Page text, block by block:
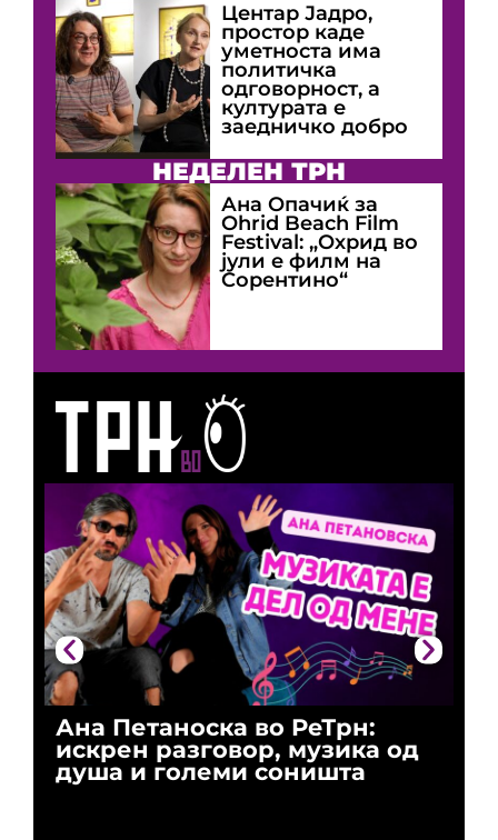
Ана Петаноска во РеТрн:
искрен разговор, музика од
душа и големи соништа
Центар Јадро,
простор каде
уметноста има
политичка
одговорност, а
културата е
заедничко добро
НЕДЕЛЕН ТРН
Ана Опачиќ за
Оhrid Beach Film
Festival: „Охрид во
јули е филм на
Сорентино“